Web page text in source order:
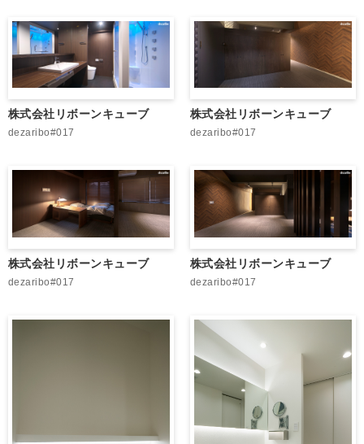
株式会社リボーンキューブ
dezaribo#017
株式会社リボーンキューブ
dezaribo#017
株式会社リボーンキューブ
dezaribo#017
株式会社リボーンキューブ
dezaribo#017